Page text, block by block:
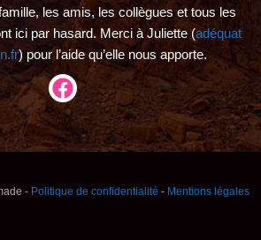
les amis, les collègues et tous les
ici par hasard. Merci à Juliette (adéquat
) pour l’aide qu’elle nous apporte.
- Politique de confidentialité - Mentions légales